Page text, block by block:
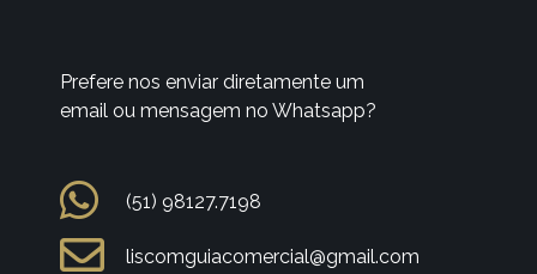
Prefere nos enviar diretamente um
email ou mensagem no Whatsapp?
(51) 98127.7198
liscomguiacomercial@gmail.com